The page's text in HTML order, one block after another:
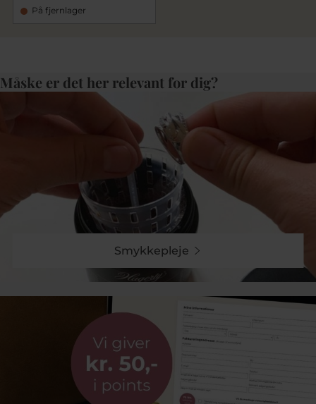
På fjernlager
Måske er det her relevant for dig?
Smykkepleje